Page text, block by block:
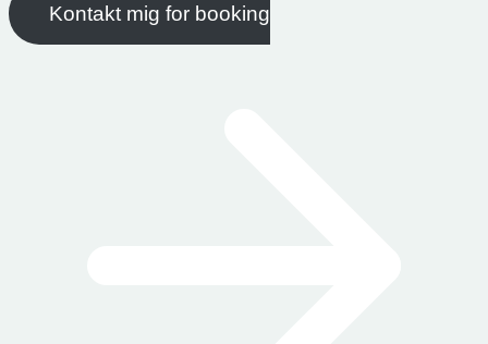
Kontakt mig for booking